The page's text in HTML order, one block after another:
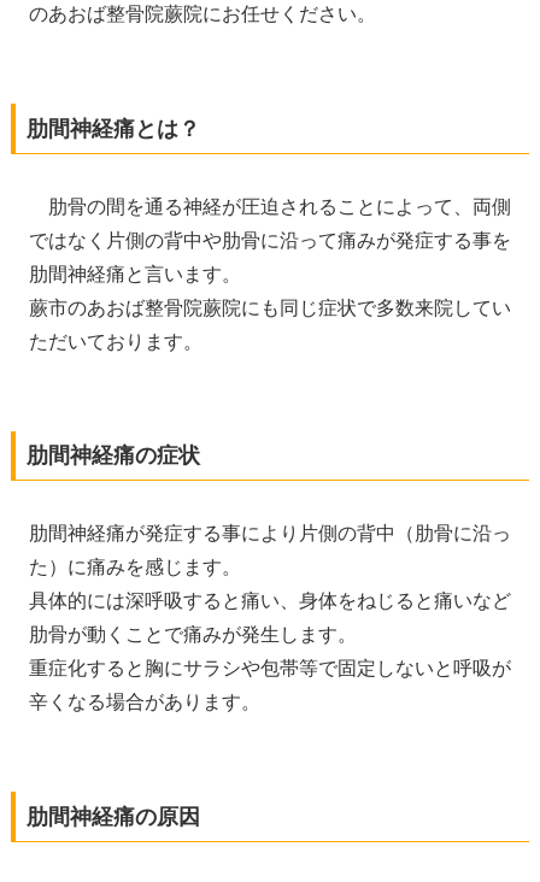
のあおば整骨院蕨院にお任せください。
肋間神経痛とは？
肋骨の間を通る神経が圧迫されることによって、両側
ではなく片側の背中や肋骨に沿って痛みが発症する事を
肋間神経痛と言います。
蕨市のあおば整骨院蕨院にも同じ症状で多数来院してい
ただいております。
肋間神経痛の症状
肋間神経痛が発症する事により片側の背中（肋骨に沿っ
た）に痛みを感じます。
具体的には深呼吸すると痛い、身体をねじると痛いなど
肋骨が動くことで痛みが発生します。
重症化すると胸にサラシや包帯等で固定しないと呼吸が
辛くなる場合があります。
肋間神経痛の原因